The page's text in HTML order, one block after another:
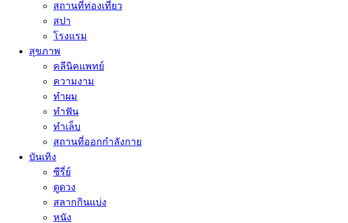
สถานที่ท่องเที่ยว
สปา
โรงแรม
สุขภาพ
คลีนิคแพทย์
ความงาม
ทำผม
ทำฟัน
ทำเล็บ
สถานที่ออกกำลังกาย
บันเทิง
ซีรี่ย์
ดูดวง
สลากกินแบ่ง
หนัง